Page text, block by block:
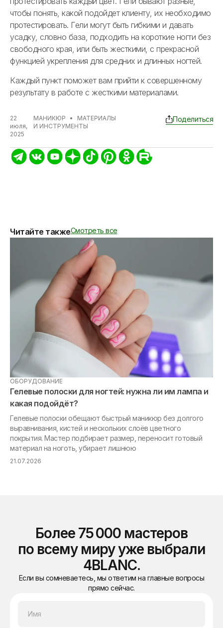
чтобы понять, какой подойдет клиенту, их необходимо
протестировать. Гели могут быть гибкими и давать
усадку, словно база, подходить на короткие ногти без
свободного края, или быть жесткими, с прекрасной
функцией укрепления для средних и длинных ногтей.
Каждый пункт поможет вам прийти к совершенному
результату в работе с жесткими материалами.
22
июля,
2025
МАНИКЮР •
МАТЕРИАЛЫ
И ИНСТРУМЕНТЫ
Поделиться
Читайте такжеСмотреть все
ОБОРУДОВАНИЕ
Гелевые полоски для ногтей: нужна ли им лампа и
какая подойдёт?
Гелевые полоски обещают быстрый маникюр без долгого
выравнивания, кистей и нескольких слоёв цветного
покрытия. Мастер подбирает размер, переносит готовый
материал на ноготь, убирает лишнюю
21.07.2026
Более 75 000 мастеров
по всему миру уже выбрали
4BLANC.
Если вы сомневаетесь, мы ответим на главные вопросы
прямо сейчас.